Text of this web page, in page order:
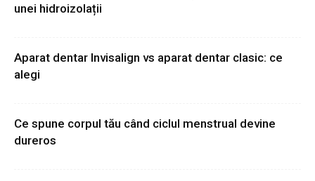
unei hidroizolații
Aparat dentar Invisalign vs aparat dentar clasic: ce
alegi
Ce spune corpul tău când ciclul menstrual devine
dureros